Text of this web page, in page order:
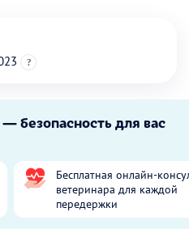
?
безопасность для вас
Бесплатная онлайн-
ветеринара для каждой
передержки